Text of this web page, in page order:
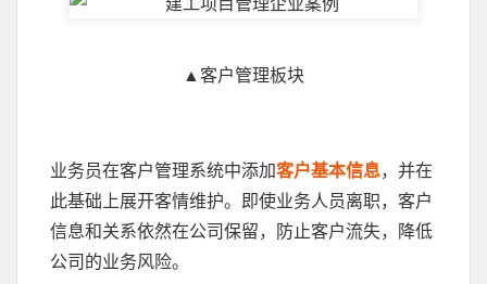
▲客户管理板块
业务员在客户管理系统中添加客户基本信息，并在
此基础上展开客情维护。即使业务人员离职，客户
信息和关系依然在公司保留，防止客户流失，降低
公司的业务风险。